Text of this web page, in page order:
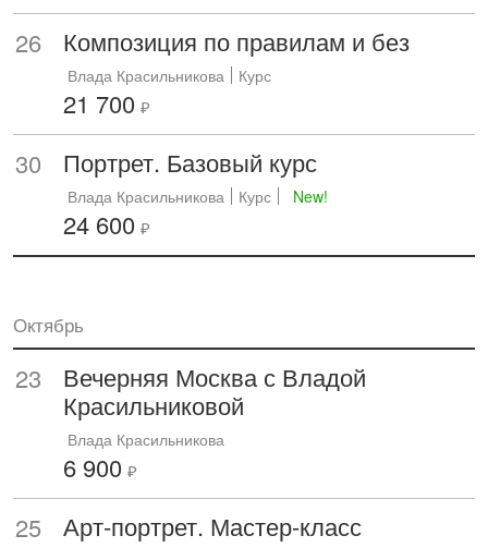
26 Композиция по правилам и без
Влада Красильникова Курс
21 700 ₽
30 Портрет. Базовый курс
Влада Красильникова Курс New!
24 600 ₽
Октябрь
23
Вечерняя Москва с Владой
Красильниковой
Влада Красильникова
6 900 ₽
25 Арт-портрет. Мастер-класс